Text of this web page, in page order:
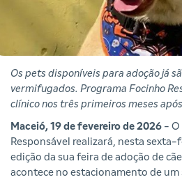
Os pets disponíveis para adoção já
vermifugados. Programa Focinho
clínico nos três primeiros meses
Maceió, 19 de fevereiro de 2026 - O
Responsável realizará, nesta sexta-
edição da sua feira de adoção de
acontece no estacionamento de